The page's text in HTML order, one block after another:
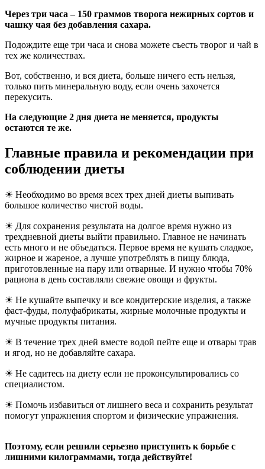
Через три часа – 150 граммов творога нежирных сортов и
чашку чая без добавления сахара.
Подождите еще три часа и снова можете съесть творог и чай в
тех же количествах.
Вот, собственно, и вся диета, больше ничего есть нельзя,
только пить минеральную воду, если очень захочется
перекусить.
На следующие 2 дня диета не меняется, продукты
остаются те же.
Главные правила и рекомендации при
соблюдении диеты
☀ Необходимо во время всех трех дней диеты выпивать
большое количество чистой воды.
☀ Для сохранения результата на долгое время нужно из
трехдневной диеты выйти правильно. Главное не начинать
есть много и не объедаться. Первое время не кушать сладкое,
жирное и жареное, а лучше употреблять в пищу блюда,
приготовленные на пару или отварные. И нужно чтобы 70%
рациона в день составляли свежие овощи и фрукты.
☀ Не кушайте выпечку и все кондитерские изделия, а также
фаст-фуды, полуфабрикаты, жирные молочные продукты и
мучные продукты питания.
☀ В течение трех дней вместе водой пейте еще и отвары трав
и ягод, но не добавляйте сахара.
☀ Не садитесь на диету если не проконсультировались со
специалистом.
☀ Помочь избавиться от лишнего веса и сохранить результат
помогут упражнения спортом и физические упражнения.
Поэтому, если решили серьезно приступить к борьбе с
лишними килограммами, тогда действуйте!